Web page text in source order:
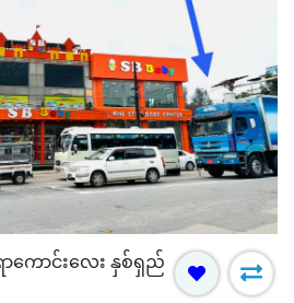
ာကောင်းလေး နှစ်ရှည်